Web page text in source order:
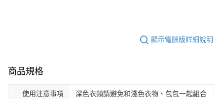
顯示電腦版詳細說明
商品規格
使用注意事項
深色衣類請避免和淺色衣物、包包一起組合